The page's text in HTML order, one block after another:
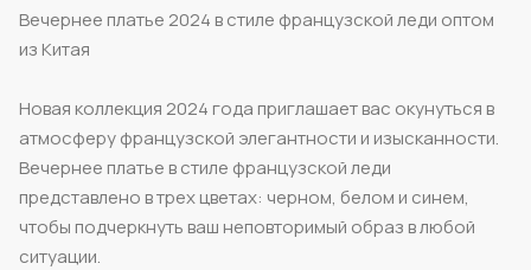
Вечернее платье 2024 в стиле французской леди оптом
из Китая
Новая коллекция 2024 года приглашает вас окунуться в
атмосферу французской элегантности и изысканности.
Вечернее платье в стиле французской леди
представлено в трех цветах: черном, белом и синем,
чтобы подчеркнуть ваш неповторимый образ в любой
ситуации.